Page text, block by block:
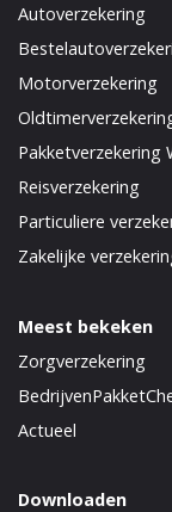
Autoverzekering
Motorverzekering
Pakketverzekering
Reisverzekering
Particuliere
Zakelijke
Meest bekeken
Zorgverzekering
Actueel
Downloaden